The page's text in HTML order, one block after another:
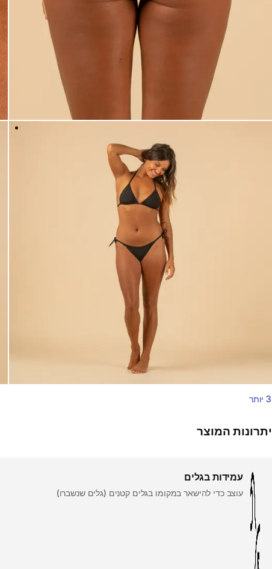
3 יותר
יתרונות המוצר
עמידות בגלים
עוצב כדי להישאר במקומו בגלים קטנים (גלים שנשברו)